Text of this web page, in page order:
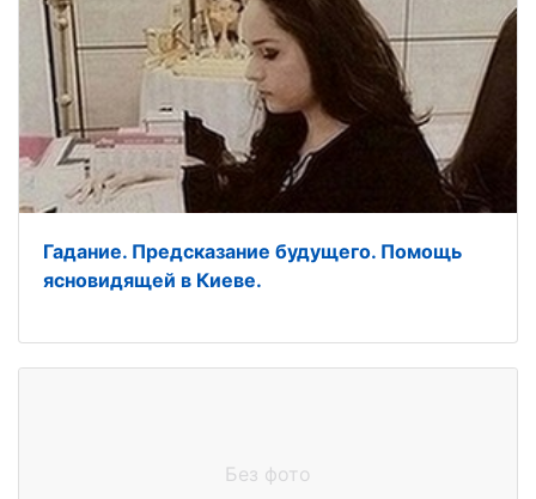
Гадание. Предсказание будущего. Помощь
ясновидящей в Киеве.
Без фото